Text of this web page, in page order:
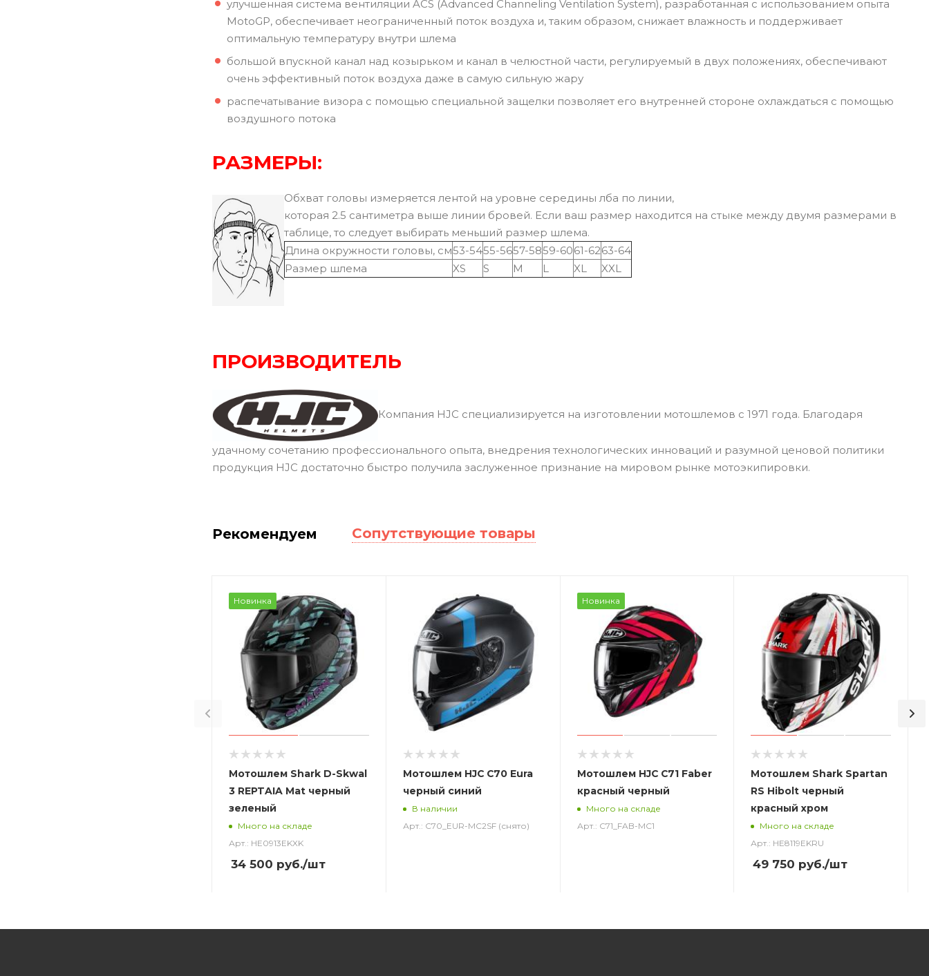
улучшенная система вентиляции ACS (Advanced Channeling Ventilation System), разработанная с использованием опыта
MotoGP, обеспечивает неограниченный поток воздуха и, таким образом, снижает влажность и поддерживает
оптимальную температуру внутри шлема
большой впускной канал над козырьком и канал в челюстной части, регулируемый в двух положениях, обеспечивают
очень эффективный поток воздуха даже в самую сильную жару
распечатывание визора с помощью специальной защелки позволяет его внутренней стороне охлаждаться с помощью
воздушного потока
РАЗМЕРЫ:
Обхват головы измеряется лентой на уровне середины лба по линии,
которая 2.5 сантиметра выше линии бровей. Если ваш размер находится на стыке между двумя размерами в
таблице, то следует выбирать меньший размер шлема.
Длина окружности головы, см53-5455-5657-5859-6061-6263-64
Размер шлема
XS S M L XL XXL
ПРОИЗВОДИТЕЛЬ
Компания HJC специализируется на изготовлении мотошлемов с 1971 года. Благодаря
удачному сочетанию профессионального опыта, внедрения технологических инноваций и разумной ценовой политики
продукция HJC достаточно быстро получила заслуженное признание на мировом рынке мотоэкипировки.
Рекомендуем Сопутствующие товары
Новинка
Мотошлем Shark D-Skwal
3 REPTAIA Mat черный
зеленый
Много на складе
Арт.: HE0913EKXK
34 500 руб./шт
Мотошлем HJC C70 Eura
черный синий
В наличии
Арт.: C70_EUR-MC2SF (снято)
Новинка
Мотошлем HJC C71 Faber
красный черный
Много на складе
Арт.: C71_FAB-MC1
Мотошлем Shark Spartan
RS Hibolt черный
красный хром
Много на складе
Арт.: HE8119EKRU
49 750 руб./шт